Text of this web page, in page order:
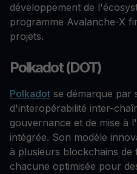
développement de
programme Avalanche-X
projets.
Polkadot (DOT)
Polkadot se démarque par
d'interopérabilité inter-
gouvernance et de mise à
intégrée. Son modèle
à plusieurs blockchains
chacune optimisée pour